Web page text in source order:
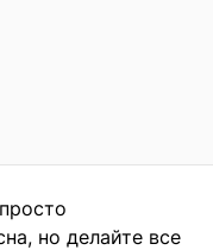
но делайте все